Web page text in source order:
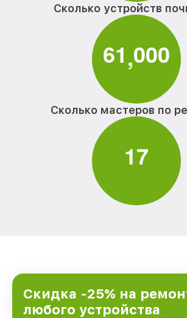
Сколько устройств
61,000
Сколько мастеров по
17
Скидка -25% на
любого устройства